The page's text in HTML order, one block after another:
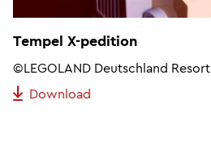
Tempel X-pedition
©LEGOLAND Deutschland Resort
Download